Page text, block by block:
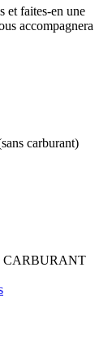
et faites-en une
accompagnera
carburant)
CARBURANT